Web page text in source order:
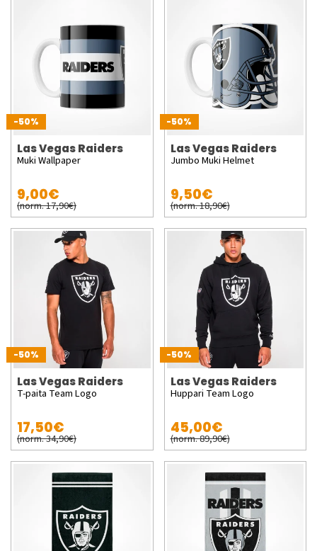
-50%
Las Vegas Raiders
Muki Wallpaper
9,00€
(norm. 17,90€)
-50%
Las Vegas Raiders
Jumbo Muki Helmet
9,50€
(norm. 18,90€)
-50%
Las Vegas Raiders
T-paita Team Logo
17,50€
(norm. 34,90€)
-50%
Las Vegas Raiders
Huppari Team Logo
45,00€
(norm. 89,90€)